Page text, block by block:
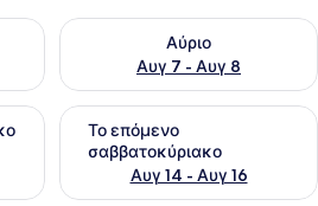
για απόψε Αυγ 6 - Αυγ 7
Αύριο
Αυγ 7 - Αυγ 8
Έλεγχος διαθεσιμότητας
για αυτό το σαββατοκύριακο
Το επόμενο
σαββατοκύριακο
Αυγ 14 - Αυγ 16
Έλεγχος διαθεσιμότητας